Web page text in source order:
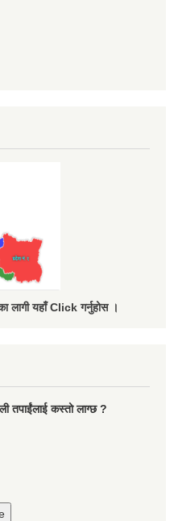
लागी यहाँ Click गर्नुहोस ।
तपाईंलाई कस्तो लाग्छ ?